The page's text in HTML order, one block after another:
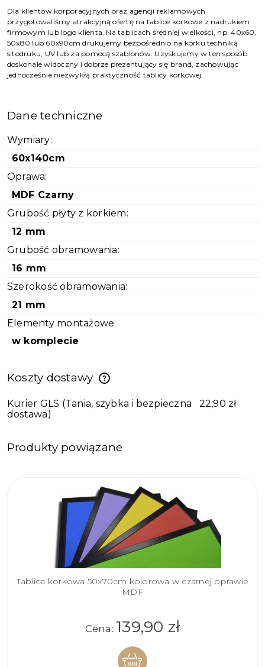
Dla klientów korporacyjnych oraz agencji reklamowych
przygotowaliśmy atrakcyjną ofertę na tablice korkowe z nadrukiem
firmowym lub logo klienta. Na tablicach średniej wielkości, np. 40x60,
50x80 lub 60x90cm drukujemy bezpośrednio na korku techniką
sitodruku, UV lub za pomocą szablonów. Uzyskujemy w ten sposób
doskonale widoczny i dobrze prezentujący się brand, zachowując
jednocześnie niezwykłą praktyczność tablicy korkowej.
Dane techniczne
Wymiary:
60x140cm
Oprawa:
MDF Czarny
Grubość płyty z korkiem:
12 mm
Grubość obramowania:
16 mm
Szerokość obramowania:
21 mm
Elementy montażowe:
w komplecie
Koszty dostawy
Kurier GLS (Tania, szybka i bezpieczna
dostawa)
22,90 zł
Produkty powiązane
Tablica korkowa 50x70cm kolorowa w czarnej oprawie
MDF
Cena: 139,90 zł